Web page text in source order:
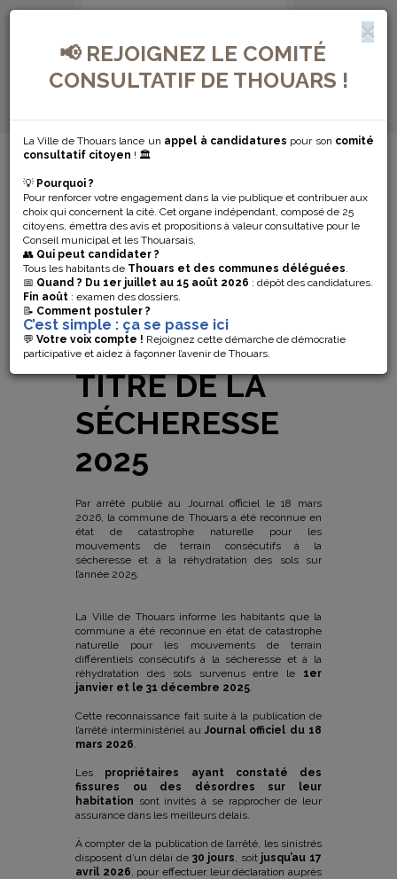
📢 REJOIGNEZ LE COMITÉ
CONSULTATIF DE THOUARS !
La Ville de Thouars lance un appel à candidatures pour son comité
consultatif citoyen ! 🏛️
💡 Pourquoi ?
Pour renforcer votre engagement dans la vie publique et contribuer aux
choix qui concernent la cité. Cet organe indépendant, composé de 25
citoyens, émettra des avis et propositions à valeur consultative pour le
Conseil municipal et les Thouarsais.
👥 Qui peut candidater ?
Tous les habitants de Thouars et des communes déléguées.
📅 Quand ? Du 1er juillet au 15 août 2026 : dépôt des candidatures.
Fin août : examen des dossiers.
📝 Comment postuler ?
C’est simple : ça se passe ici
💬 Votre voix compte ! Rejoignez cette démarche de démocratie
participative et aidez à façonner l’avenir de Thouars.
MENU DE NAVIGATION...
THOUARS
RECONNUE EN
ÉTAT DE
CATASTROPHE
NATURELLE AU
TITRE DE LA
SÉCHERESSE
2025
Par arrêté publié au Journal officiel le 18 mars
2026, la commune de Thouars a été reconnue en
état de catastrophe naturelle pour les
mouvements de terrain consécutifs à la
sécheresse et à la réhydratation des sols sur
l’année 2025.
La Ville de Thouars informe les habitants que la
commune a été reconnue en état de catastrophe
naturelle pour les mouvements de terrain
différentiels consécutifs à la sécheresse et à la
réhydratation des sols survenus entre le 1er
janvier et le 31 décembre 2025.
Cette reconnaissance fait suite à la publication de
l’arrêté interministériel au Journal officiel du 18
mars 2026.
Les propriétaires ayant constaté des
fissures ou des désordres sur leur
habitation sont invités à se rapprocher de leur
assurance dans les meilleurs délais.
À compter de la publication de l’arrêté, les sinistrés
disposent d’un délai de 30 jours, soit jusqu’au 17
avril 2026, pour effectuer leur déclaration auprès